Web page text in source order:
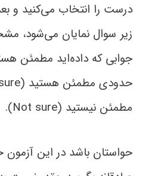
درست را انتخاب می‌کنید و
زیر سوال نمایان می‌شود،
مطمئن نیستید (Not sure).
حواستان باشد در این